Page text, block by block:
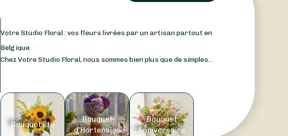
Votre Studio Floral : vos fleurs livrées par un artisan partout en
Belgique
Chez Votre Studio Floral, nous sommes bien plus que de simples...
Bouquet Été
Bouquet
d'Hortensias
Bouquet
Anniversaire